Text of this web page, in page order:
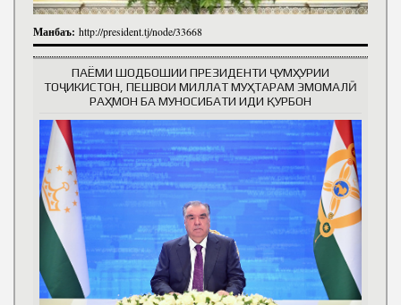
Манбаъ: http://president.tj/node/33668
ПАЁМИ ШОДБОШИИ ПРЕЗИДЕНТИ ҶУМҲУРИИ
ТОҶИКИСТОН, ПЕШВОИ МИЛЛАТ МУҲТАРАМ ЭМОМАЛӢ
РАҲМОН БА МУНОСИБАТИ ИДИ ҚУРБОН